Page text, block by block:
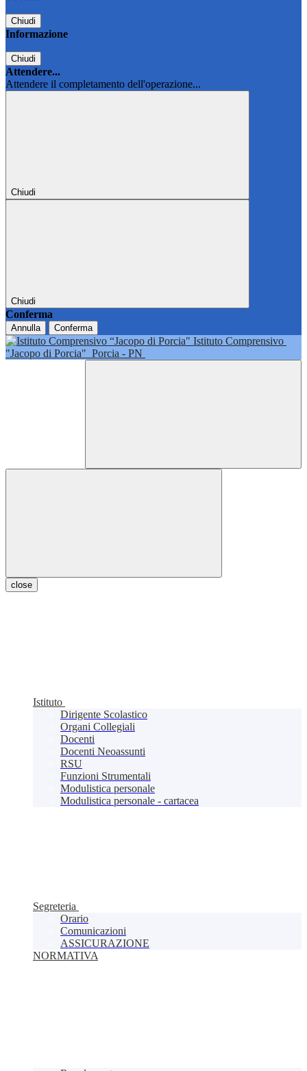
Chiudi
Informazione
Chiudi
Attendere...
Attendere il completamento dell'operazione...
Chiudi
Chiudi
Conferma
Annulla Conferma
Istituto Comprensivo
"Jacopo di Porcia" Porcia - PN
close
Istituto
Dirigente Scolastico
Organi Collegiali
Docenti
Docenti Neoassunti
RSU
Funzioni Strumentali
Modulistica personale
Modulistica personale - cartacea
Segreteria
Orario
Comunicazioni
ASSICURAZIONE
NORMATIVA